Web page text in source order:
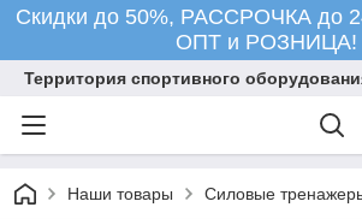
Скидки до 50%, РАССРОЧКА до
ОПТ и РОЗНИЦА!
Территория спортивного
Наши товары Силовые